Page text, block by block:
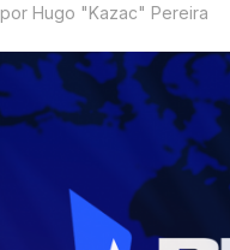
por Hugo "Kazac" Pereira